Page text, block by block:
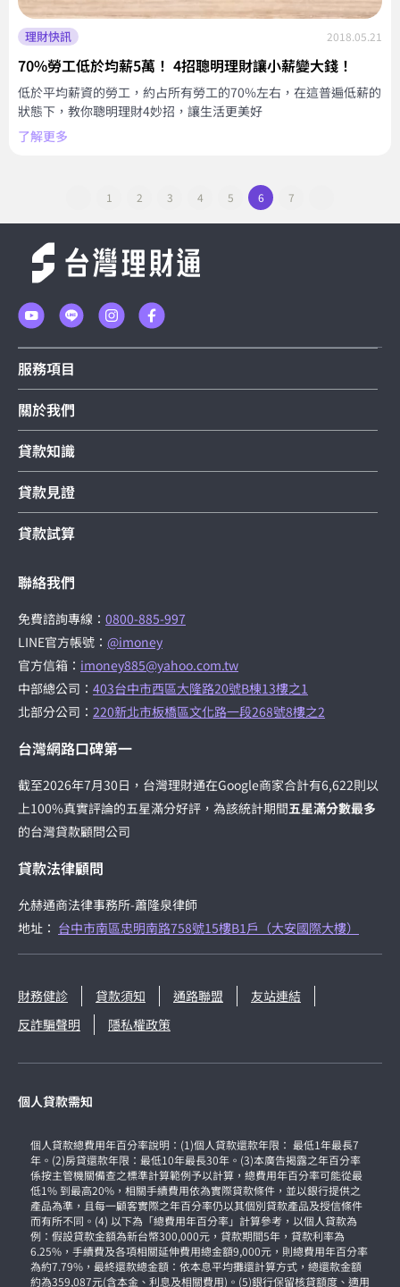
理財快訊 2018.05.21
70%勞工低於均薪5萬！ 4招聰明理財讓小薪變大錢！
低於平均薪資的勞工，約占所有勞工的70%左右，在這普遍低薪的
狀態下，教你聰明理財4妙招，讓生活更美好
了解更多
1 2 3 4 5 6 7
服務項目
關於我們
貸款知識
貸款見證
貸款試算
聯絡我們
免費諮詢專線： 0800-885-997
LINE官方帳號： @imoney
官方信箱： imoney885@yahoo.com.tw
中部總公司： 403台中市西區大隆路20號B棟13樓之1
北部分公司： 220新北市板橋區文化路一段268號8樓之2
台灣網路口碑第一
截至2026年7月30日，台灣理財通在Google商家合計有6,622則以
上100%真實評論的五星滿分好評，為該統計期間五星滿分數最多
的台灣貸款顧問公司
貸款法律顧問
允赫通商法律事務所-蕭隆泉律師
地址： 台中市南區忠明南路758號15樓B1戶（大安國際大樓）
財務健診 貸款須知 通路聯盟
友站連結
反詐騙聲明
隱私權政策
個人貸款需知
個人貸款總費用年百分率說明：(1)個人貸款還款年限： 最低1年最長7
年。(2)房貸還款年限：最低10年最長30年。(3)本廣告揭露之年百分率
係按主管機關備查之標準計算範例予以計算，總費用年百分率可能從最
低1% 到最高20%，相關手續費用依為實際貸款條件，並以銀行提供之
產品為準，且每一顧客實際之年百分率仍以其個別貸款產品及授信條件
而有所不同。(4) 以下為「總費用年百分率」計算參考，以個人貸款為
例：假設貸款金額為新台幣300,000元，貸款期間5年，貸款利率為
6.25%，手續費及各項相關延伸費用總金額9,000元，則總費用年百分率
為約7.79%，最終還款總金額：依本息平均攤還計算方式，總還款金額
約為359,087元(含本金、利息及相關費用)。(5)銀行保留核貸額度、適用